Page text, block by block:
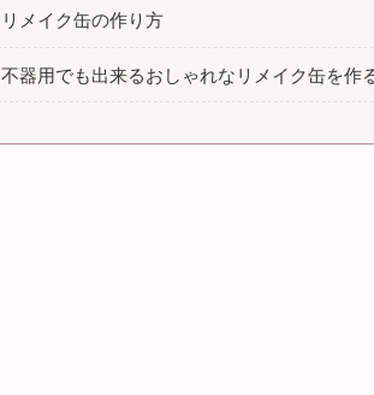
リメイク缶の作り方
不器用でも出来るおしゃれなリメイク缶を作